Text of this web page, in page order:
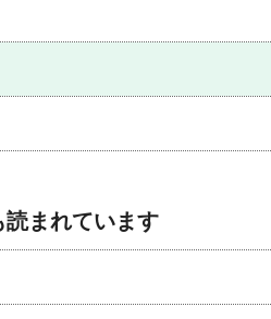
読まれています